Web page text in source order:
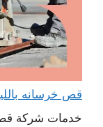
قص خرسانه بالليزر الكويت